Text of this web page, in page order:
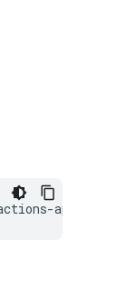
api